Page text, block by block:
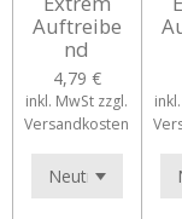
Auftreibe
nd
4,79 €
inkl. MwSt zzgl.
Versandkosten